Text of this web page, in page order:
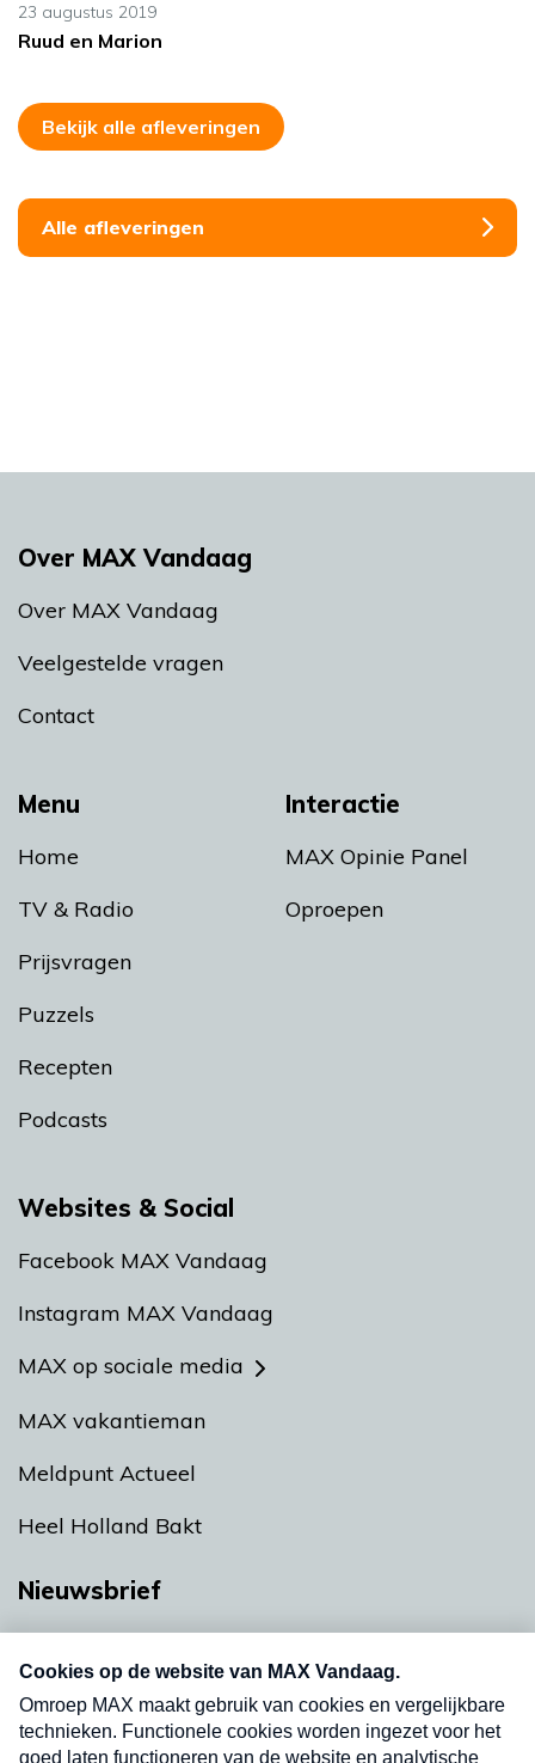
23 augustus 2019
Ruud en Marion
Bekijk alle afleveringen
Alle afleveringen
Menu
Home
TV & Radio
Prijsvragen
Puzzels
Recepten
Podcasts
Interactie
MAX Opinie Panel
Oproepen
Over MAX Vandaag
Over MAX Vandaag
Veelgestelde vragen
Contact
Websites & Social
Facebook MAX Vandaag
Instagram MAX Vandaag
MAX op sociale media
MAX vakantieman
Meldpunt Actueel
Heel Holland Bakt
Nieuwsbrief
nieuwsbrief. Elke vrijdag- en dinsdagochtend in
uw mailbox.
Verzend